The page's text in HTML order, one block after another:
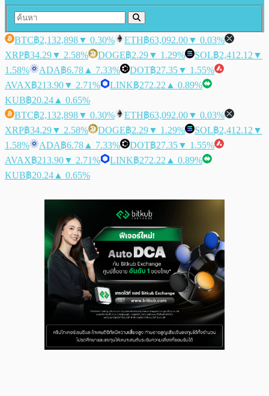
BTC฿2,132,898▼ 0.30% ETH฿63,092.00▼ 0.03%
XRP฿34.29▼ 2.58% DOGE฿2.29▼ 1.29% SOL฿2,412.12 ▼
1.58%
ADA฿6.78 ▲ 7.33% DOT฿27.35▼ 1.55%
AVAX฿213.90▼ 2.71% LINK฿272.22 ▲ 0.89%
KUB฿20.24 ▲ 0.65%
BTC฿2,132,898▼ 0.30% ETH฿63,092.00▼ 0.03%
XRP฿34.29▼ 2.58% DOGE฿2.29▼ 1.29% SOL฿2,412.12 ▼
1.58%
ADA฿6.78 ▲ 7.33% DOT฿27.35▼ 1.55%
AVAX฿213.90▼ 2.71% LINK฿272.22 ▲ 0.89%
KUB฿20.24 ▲ 0.65%